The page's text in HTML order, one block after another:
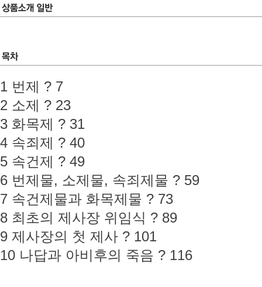
1 번제 ? 7
2 소제 ? 23
3 화목제 ? 31
4 속죄제 ? 40
5 속건제 ? 49
6 번제물, 소제물, 속죄제물 ? 59
7 속건제물과 화목제물 ? 73
8 최초의 제사장 위임식 ? 89
9 제사장의 첫 제사 ? 101
10 나답과 아비후의 죽음 ? 116